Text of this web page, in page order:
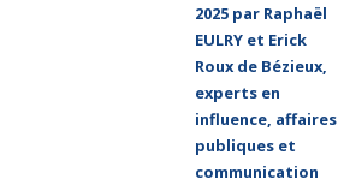
2025 par Raphaël
EULRY et Erick
Roux de Bézieux,
experts en
influence, affaires
publiques et
communication